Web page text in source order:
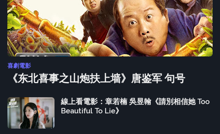
喜劇電影
《东北喜事之山炮扶上墙》唐鉴军 句号
線上看電影：章若楠 吳昱翰《請別相信她 Too
Beautiful To Lie》